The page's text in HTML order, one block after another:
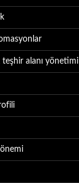
alanı yönetimi